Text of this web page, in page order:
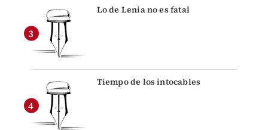
Lo de Lenia no es fatal
Tiempo de los intocables